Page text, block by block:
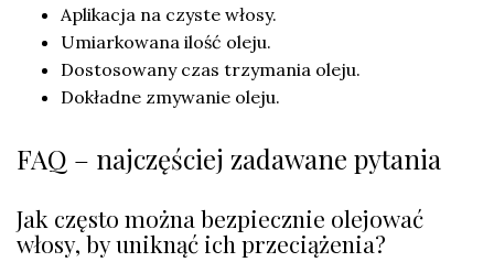
Aplikacja na czyste włosy.
Umiarkowana ilość oleju.
Dostosowany czas trzymania oleju.
Dokładne zmywanie oleju.
FAQ – najczęściej zadawane pytania
Jak często można bezpiecznie olejować
włosy, by uniknąć ich przeciążenia?